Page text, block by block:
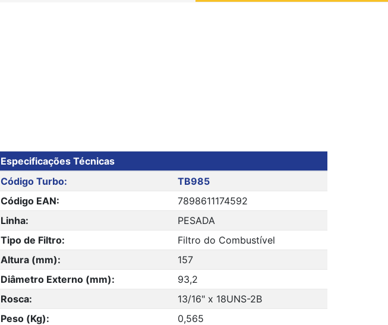
Especificações Técnicas
Código Turbo:
TB985
Código EAN:
7898611174592
Linha:
PESADA
Tipo de Filtro:
Filtro do Combustível
Altura (mm):
157
Diâmetro Externo (mm):
93,2
Rosca:
13/16" x 18UNS-2B
Peso (Kg):
0,565